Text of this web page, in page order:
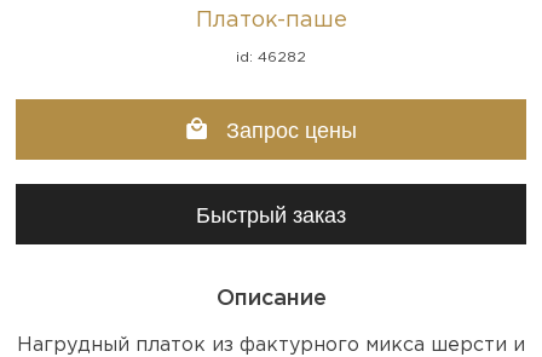
Платок-паше
id: 46282
Запрос цены
Быстрый заказ
Описание
Нагрудный платок из фактурного микса шерсти и